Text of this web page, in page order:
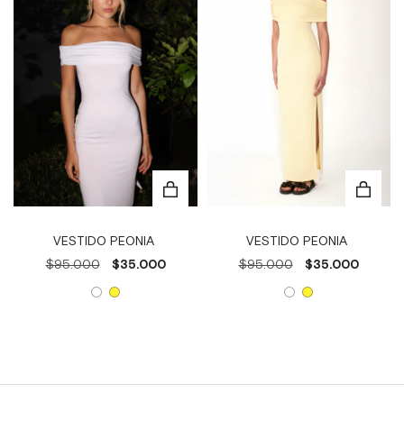
VESTIDO PEONIA
$95.000
$35.000
VESTIDO PEONIA
$95.000
$35.000